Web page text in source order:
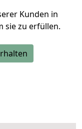
Kunden in
sie zu erfüllen.